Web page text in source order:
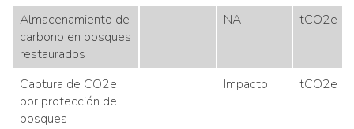
Almacenamiento de
carbono en bosques
restaurados
NA tCO2e
Captura de CO2e
por protección de
bosques
Impacto tCO2e